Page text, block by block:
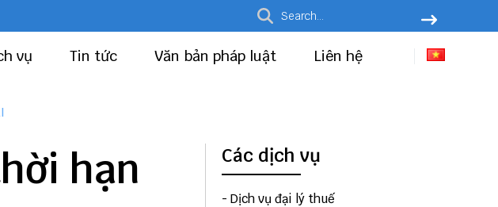
vụ Tin tức Văn bản pháp luật Liên hệ
hạn
Các dịch vụ
- Dịch vụ đại lý thuế